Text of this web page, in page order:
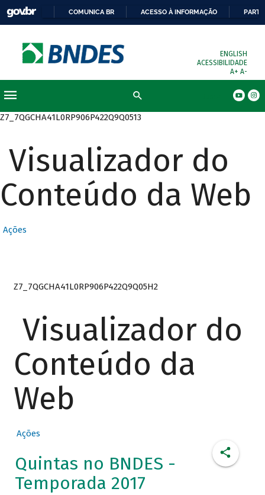
COMUNICA BR ACESSO À INFORMAÇÃO
ENGLISH
ACESSIBILIDADE
A+ A-
Z7_7QGCHA41L0RP906P422Q9Q0513
Visualizador do
Conteúdo da Web
Ações
Z7_7QGCHA41L0RP906P422Q9Q05H2
Visualizador do
Conteúdo da
Web
Ações
Quintas no BNDES -
Temporada 2017